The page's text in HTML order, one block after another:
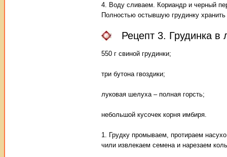
4. Воду сливаем. Кориандр и черный
Полностью остывшую грудинку
Рецепт 3. Грудинка в
550 г свиной грудинки;
три бутона гвоздики;
луковая шелуха – полная горсть;
небольшой кусочек корня имбиря.
1. Грудку промываем, протираем
чили извлекаем семена и нарезаем